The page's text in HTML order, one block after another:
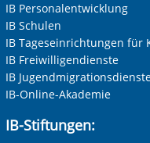
Stadtverbandes. Der
des IB statt.
Finanzielle Förderung:
finanziert. Auf Antrag wird
Erfahrung: Seit August
Agentur für Arbeit
IB Personalentwicklung
IB Schulen
IB Tageseinrichtungen für
IB Freiwilligendienste
IB
IB-Online-Akademie
IB-Stiftungen: